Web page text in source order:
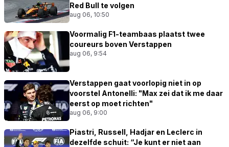
Red Bull te volgen
aug 06, 10:50
Voormalig F1-teambaas plaatst twee
coureurs boven Verstappen
aug 06, 9:54
Verstappen gaat voorlopig niet in op
voorstel Antonelli: "Max zei dat ik me daar
eerst op moet richten"
aug 06, 9:00
Piastri, Russell, Hadjar en Leclerc in
dezelfde schuit: “Je kunt er niet aan